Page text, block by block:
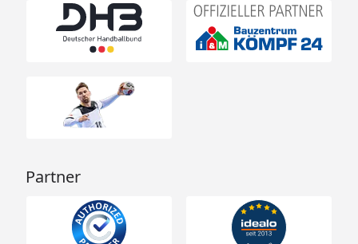
Partner